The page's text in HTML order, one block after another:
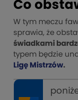
Co
W tym meczu
sprawia, że
świadkami
typem będzie
Ligę Mistrzów.